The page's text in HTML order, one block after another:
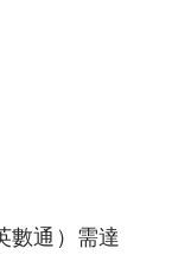
數通）需達